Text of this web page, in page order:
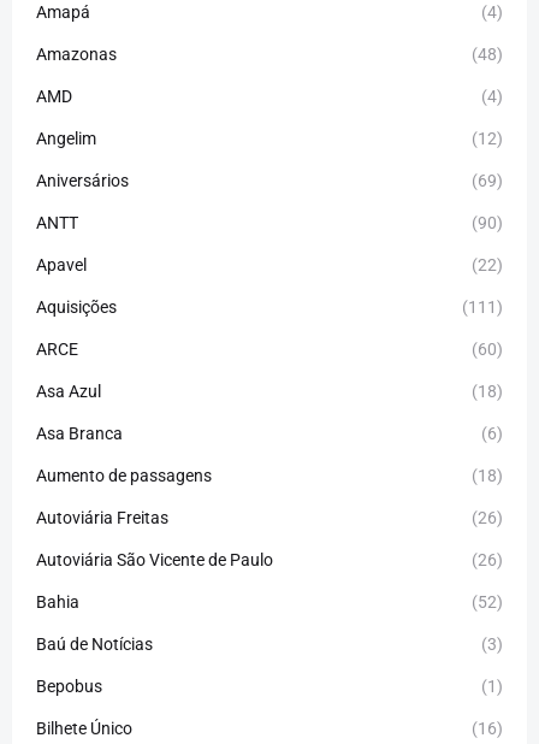
Amapá (4)
Amazonas (48)
AMD (4)
Angelim (12)
Aniversários (69)
ANTT (90)
Apavel (22)
Aquisições (111)
ARCE (60)
Asa Azul (18)
Asa Branca (6)
Aumento de passagens (18)
Autoviária Freitas (26)
Autoviária São Vicente de Paulo (26)
Bahia (52)
Baú de Notícias (3)
Bepobus (1)
Bilhete Único (16)